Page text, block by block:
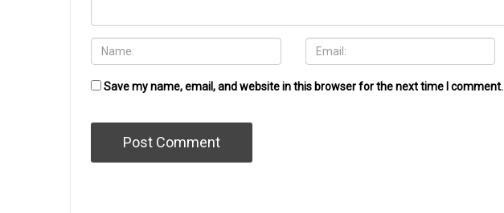
Save my name, email, and website in this browser for the next time I comment.